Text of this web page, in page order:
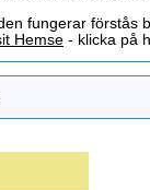
fungerar förstås
Hemse - klicka på